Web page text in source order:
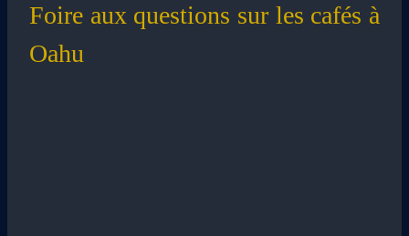
Foire aux questions sur les cafés à
Oahu